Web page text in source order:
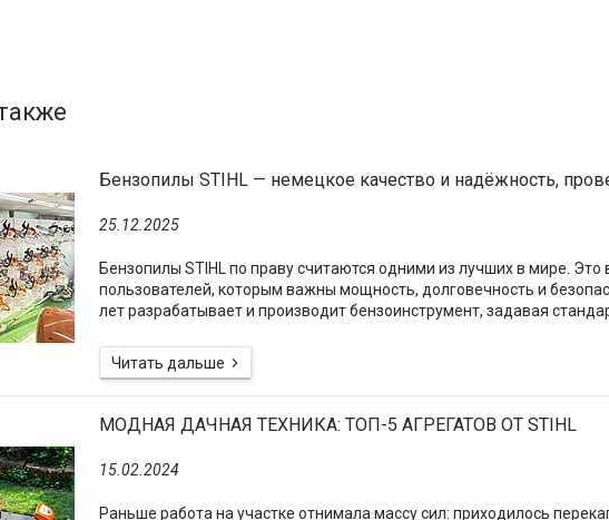
Бензопилы STIHL — немецкое качество и надёжность,
25.12.2025
Бензопилы STIHL по праву считаются одними из лучших в мире.
пользователей, которым важны мощность, долговечность и
лет разрабатывает и производит бензоинструмент, задавая
МОДНАЯ ДАЧНАЯ ТЕХНИКА: ТОП-5 АГРЕГАТОВ ОТ STIHL
15.02.2024
Раньше работа на участке отнимала массу сил: приходилось